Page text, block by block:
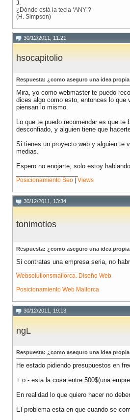
J.
¿Dónde está la tecla ‘ANY’?
(H. Simpson)
30/12/2011, 11:21
hsocapitolio
Respuesta: ¿como aseguro una idea
Mira, yo como webmaster te puedo
dices algo como esto, entonces lo que
piensan lo mismo.
Lo que te puedo recomendar es que
desconfiado, y alguien tiene que
Si tienes un proyecto web y alguien te
medias.
Espero no enojarte, solo estoy
Posicionamiento Seo
Views
30/12/2011, 13:34
tonimotlos
Respuesta: ¿como aseguro una idea
Si contratas una empresa seria, no
Websolutionsmallorca. Diseño Web
Posicionamiento Web Mallorca
30/12/2011, 19:13
ngL
Respuesta: ¿como aseguro una idea
He estado pidiendo presupuestos en
+ o - esta la cosa entre 500$(una
En realidad lo que quiero hacer no
El problema esta en que cuando se